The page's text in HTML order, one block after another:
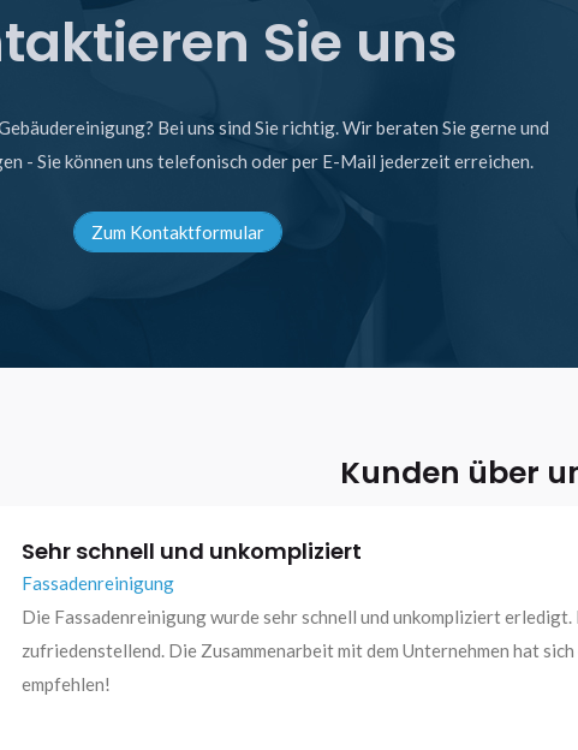
Sie uns
Bei uns sind Sie richtig. Wir beraten Sie gerne und
- Sie können uns telefonisch oder per E-Mail jederzeit erreichen.
Zum Kontaktformular
Kunden über
Glasreinigung
Sehr schnell und unkompliziert
Fassadenreinigung
Die Fassadenreinigung wurde sehr schnell und unkompliziert
zufriedenstellend. Die Zusammenarbeit mit dem Unternehmen hat
empfehlen!
Sehr gute Arbeit
Winterdienst
Die ausgeführten Tätigkeiten im Winterdienst haben uns sehr
perfekt erledigt. Das Unternehmen ist für den Winterdienst nur zu